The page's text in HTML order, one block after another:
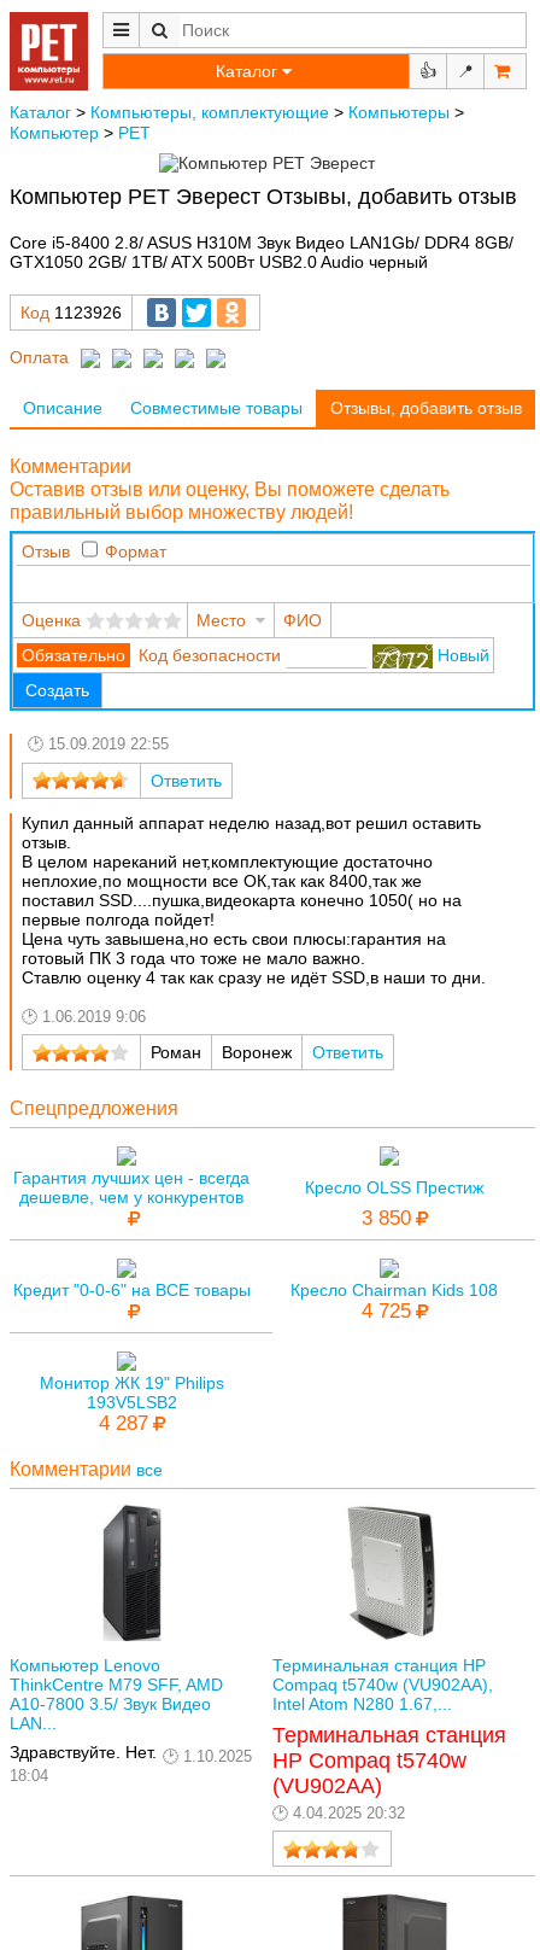
Каталог 👍 📍
Каталог > Компьютеры, комплектующие > Компьютеры >
Компьютер > РЕТ
Компьютер РЕТ Эверест Отзывы, добавить отзыв
Core i5-8400 2.8/ ASUS H310M Звук Видео LAN1Gb/ DDR4 8GB/
GTX1050 2GB/ 1TB/ ATX 500Вт USB2.0 Audio черный
Код 1123926
Оплата
Описание Совместимые товары Отзывы, добавить отзыв
Комментарии
Оставив отзыв или оценку, Вы поможете сделать
правильный выбор множеству людей!
Отзыв Формат
Оценка Место
ФИО
Код безопасности
Новый
Создать
15.09.2019 22:55
Ответить
Купил данный аппарат неделю назад,вот решил оставить
отзыв.
В целом нареканий нет,комплектующие достаточно
неплохие,по мощности все ОК,так как 8400,так же
поставил SSD....пушка,видеокарта конечно 1050( но на
первые полгода пойдет!
Цена чуть завышена,но есть свои плюсы:гарантия на
готовый ПК 3 года что тоже не мало важно.
Ставлю оценку 4 так как сразу не идёт SSD,в наши то дни.
1.06.2019 9:06
Роман Воронеж Ответить
Спецпредложения
Гарантия лучших цен - всегда
дешевле, чем у конкурентов
Кресло OLSS Престиж
3 850
Кредит "0-0-6" на ВСЕ товары Кресло Chairman Kids 108
4 725
Монитор ЖК 19" Philips
193V5LSB2
4 287
Комментарии все
Компьютер Lenovo
ThinkCentre M79 SFF, AMD
A10-7800 3.5/ Звук Видео
LAN...
Здравствуйте. Нет.
1.10.2025
18:04
Терминальная станция HP
Compaq t5740w (VU902AA),
Intel Atom N280 1.67,...
Терминальная станция
HP Compaq t5740w
(VU902AA)
4.04.2025 20:32